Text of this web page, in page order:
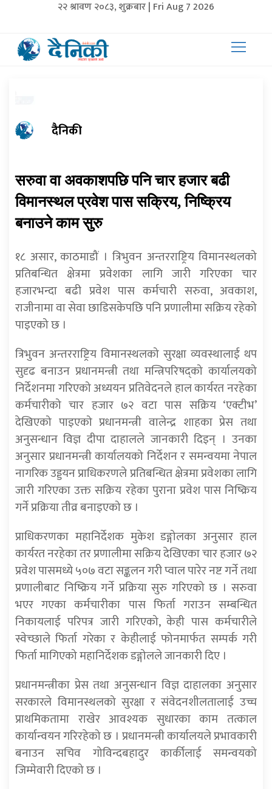
२२ श्रावण २०८३, शुक्रबार | Fri Aug 7 2026
दैनिकी
सरुवा वा अवकाशपछि पनि चार हजार बढी
विमानस्थल प्रवेश पास सक्रिय, निष्क्रिय
बनाउने काम सुरु
१८ असार, काठमाडौं । त्रिभुवन अन्तरराष्ट्रिय विमानस्थलको
प्रतिबन्धित क्षेत्रमा प्रवेशका लागि जारी गरिएका चार
हजारभन्दा बढी प्रवेश पास कर्मचारी सरुवा, अवकाश,
राजीनामा वा सेवा छाडिसकेपछि पनि प्रणालीमा सक्रिय रहेको
पाइएको छ ।
त्रिभुवन अन्तरराष्ट्रिय विमानस्थलको सुरक्षा व्यवस्थालाई थप
सुदृढ बनाउन प्रधानमन्त्री तथा मन्त्रिपरिषद्को कार्यालयको
निर्देशनमा गरिएको अध्ययन प्रतिवेदनले हाल कार्यरत नरहेका
कर्मचारीको चार हजार ७२ वटा पास सक्रिय ‘एक्टीभ’
देखिएको पाइएको प्रधानमन्त्री वालेन्द्र शाहका प्रेस तथा
अनुसन्धान विज्ञ दीपा दाहालले जानकारी दिइन् । उनका
अनुसार प्रधानमन्त्री कार्यालयको निर्देशन र समन्वयमा नेपाल
नागरिक उड्डयन प्राधिकरणले प्रतिबन्धित क्षेत्रमा प्रवेशका लागि
जारी गरिएका उक्त सक्रिय रहेका पुराना प्रवेश पास निष्क्रिय
गर्ने प्रक्रिया तीव्र बनाइएको छ ।
प्राधिकरणका महानिर्देशक मुकेश डङ्गोलका अनुसार हाल
कार्यरत नरहेका तर प्रणालीमा सक्रिय देखिएका चार हजार ७२
प्रवेश पासमध्ये ५०७ वटा सङ्कलन गरी प्वाल पारेर नष्ट गर्ने तथा
प्रणालीबाट निष्क्रिय गर्ने प्रक्रिया सुरु गरिएको छ । सरुवा
भएर गएका कर्मचारीका पास फिर्ता गराउन सम्बन्धित
निकायलाई परिपत्र जारी गरिएको, केही पास कर्मचारीले
स्वेच्छाले फिर्ता गरेका र केहीलाई फोनमार्फत सम्पर्क गरी
फिर्ता मागिएको महानिर्देशक डङ्गोलले जानकारी दिए ।
प्रधानमन्त्रीका प्रेस तथा अनुसन्धान विज्ञ दाहालका अनुसार
सरकारले विमानस्थलको सुरक्षा र संवेदनशीलतालाई उच्च
प्राथमिकतामा राखेर आवश्यक सुधारका काम तत्काल
कार्यान्वयन गरिरहेको छ । प्रधानमन्त्री कार्यालयले प्रभावकारी
बनाउन सचिव गोविन्दबहादुर कार्कीलाई समन्वयको
जिम्मेवारी दिएको छ ।